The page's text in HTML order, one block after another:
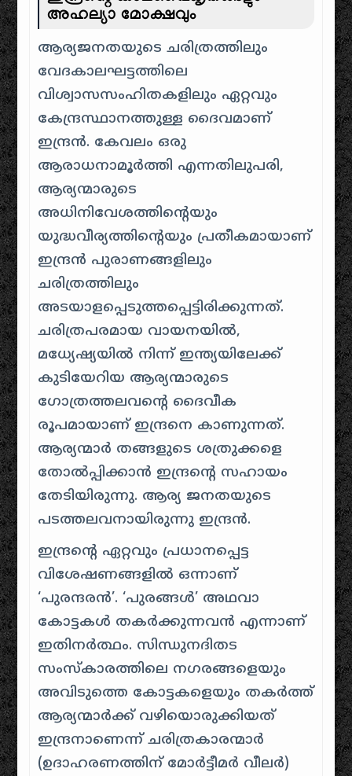
അഹല്യാ മോക്ഷവും
ആര്യജനതയുടെ ചരിത്രത്തിലും
വേദകാലഘട്ടത്തിലെ
വിശ്വാസസംഹിതകളിലും ഏറ്റവും
കേന്ദ്രസ്ഥാനത്തുള്ള ദൈവമാണ്
ഇന്ദ്രൻ. കേവലം ഒരു
ആരാധനാമൂർത്തി എന്നതിലുപരി,
ആര്യന്മാരുടെ
അധിനിവേശത്തിന്റെയും
യുദ്ധവീര്യത്തിന്റെയും പ്രതീകമായാണ്
ഇന്ദ്രൻ പുരാണങ്ങളിലും
ചരിത്രത്തിലും
അടയാളപ്പെടുത്തപ്പെട്ടിരിക്കുന്നത്.
ചരിത്രപരമായ വായനയിൽ,
മധ്യേഷ്യയിൽ നിന്ന് ഇന്ത്യയിലേക്ക്
കുടിയേറിയ ആര്യന്മാരുടെ
ഗോത്രത്തലവന്റെ ദൈവീക
രൂപമായാണ് ഇന്ദ്രനെ കാണുന്നത്.
ആര്യന്മാർ തങ്ങളുടെ ശത്രുക്കളെ
തോൽപ്പിക്കാൻ ഇന്ദ്രന്റെ സഹായം
തേടിയിരുന്നു. ആര്യ ജനതയുടെ
പടത്തലവനായിരുന്നു ഇന്ദ്രൻ.
ഇന്ദ്രന്റെ ഏറ്റവും പ്രധാനപ്പെട്ട
വിശേഷണങ്ങളിൽ ഒന്നാണ്
‘പുരന്ദരൻ’. ‘പുരങ്ങൾ’ അഥവാ
കോട്ടകൾ തകർക്കുന്നവൻ എന്നാണ്
ഇതിനർത്ഥം. സിന്ധുനദിതട
സംസ്കാരത്തിലെ നഗരങ്ങളെയും
അവിടുത്തെ കോട്ടകളെയും തകർത്ത്
ആര്യന്മാർക്ക് വഴിയൊരുക്കിയത്
ഇന്ദ്രനാണെന്ന് ചരിത്രകാരന്മാർ
(ഉദാഹരണത്തിന് മോർട്ടീമർ വീലർ)